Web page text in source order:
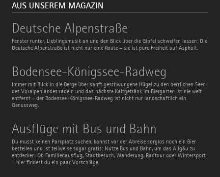
AUS UNSEREM MAGAZIN
Deutsche Alpenstraße
Fenster runter, Lieblingsmusik an und den Blick über die Gipfel schweifen lassen: Die
Deutsche Alpenstraße ist nicht nur eine Route – sie ist pure Freiheit auf Asphalt.
Deutsche
Alpenstraße
Bodensee-Königssee-Radweg
Immer mit Blick in die Berge über sanft geschwungene Hügel zu den herrlichen Seen
des Voralpenlandes radeln und das nächste Kaltgetränk im Biergarten ist nie weit
entfernt – der Bodensee-Königssee-Radweg ist nicht nur landschaftlich ein
Genussweg.
Bodensee-
Königssee-
Radweg
Ausflüge mit Bus und Bahn
Du musst keinen Parkplatz suchen, kannst vor der Abreise sorglos noch ein Bier
bestellen und ist teilweise sogar gratis: Nutze Bus und Bahn, um das Allgäu zu
entdecken. Ob Familienausflug, Stadtbesuch, Wanderung, Radtour oder Wintersport
– hier findest du ein paar Vorschläge.
Ausflüge
mit
Bus
und
Bahn